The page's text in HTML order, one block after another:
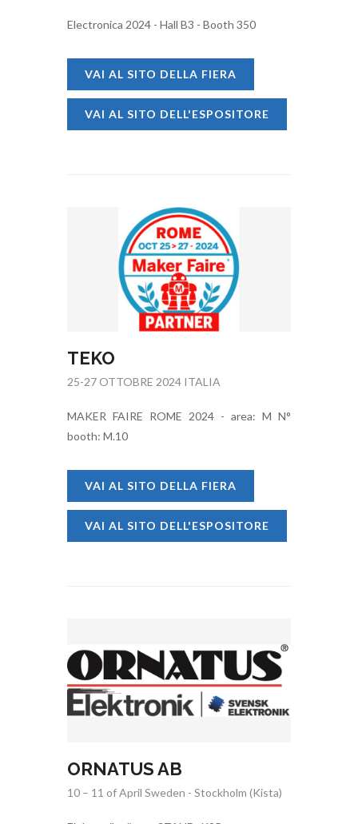
Electronica 2024 - Hall B3 - Booth 350
VAI AL SITO DELLA FIERA
VAI AL SITO DELL'ESPOSITORE
TEKO
25-27 OTTOBRE 2024 ITALIA
MAKER FAIRE ROME 2024 - area: M N°
booth: M.10
VAI AL SITO DELLA FIERA
VAI AL SITO DELL'ESPOSITORE
ORNATUS AB
10 – 11 of April Sweden - Stockholm (Kista)